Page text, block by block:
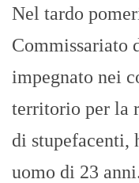
Nel tardo
Commissariato
impegnato nei
territorio per la
di stupefacenti,
uomo di 23